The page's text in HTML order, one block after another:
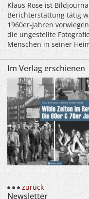
Klaus Rose ist
Berichterstattung tätig
1960er-Jahren
die ungestellte
Menschen in seiner
Im Verlag erschienen
zurück
Newsletter